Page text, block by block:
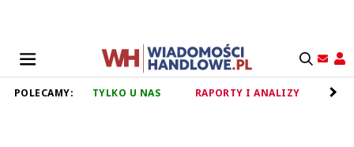
POLECAMY: TYLKO U NAS RAPORTY I ANALIZY